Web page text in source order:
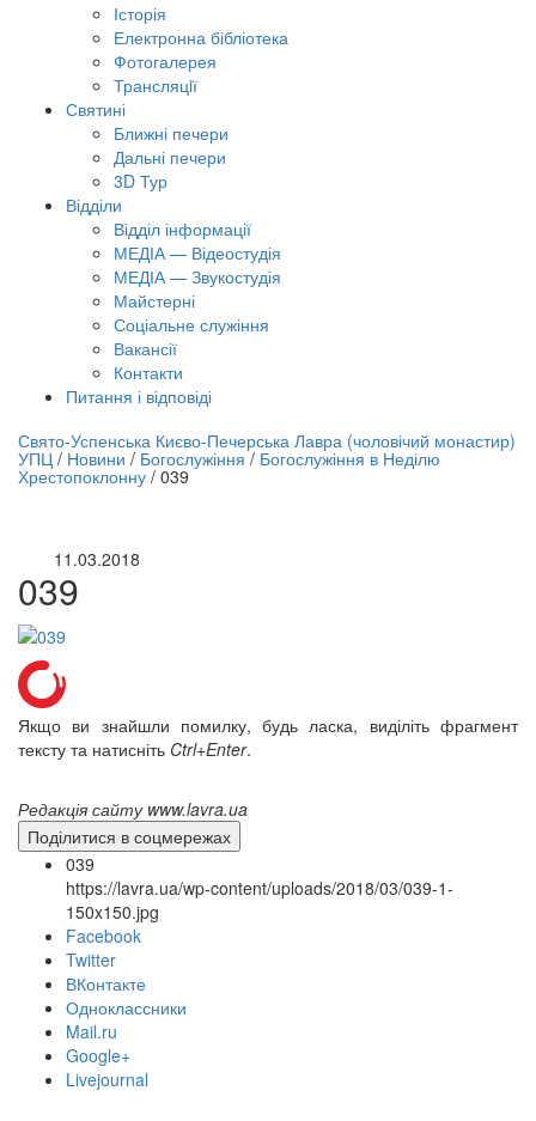
Історія
Електронна бібліотека
Фотогалерея
Трансляцiї
Святині
Ближні печери
Дальні печери
3D Тур
Відділи
Відділ інформації
МЕДІА — Відеостудія
МЕДІА — Звукостудія
Майстерні
Соціальне служіння
Вакансії
Контакти
Питання і відповіді
трансляція |
12 вересня
трансляції
онлайн трансляції
12 сентября 2015
12 сентября 2015
Свято-Успенська Києво-Печерська Лавра (чоловічий монастир)
УПЦ / Новини / Богослужіння/ Богослужіння в Неділю
Хрестопоклонну / 039
11.03.2018
039
Якщо ви знайшли помилку, будь ласка, виділіть фрагмент
тексту та натисніть Ctrl+Enter.
Редакція сайту www.lavra.ua
Поділитися в соцмережах
039
https://lavra.ua/wp-content/uploads/2018/03/039-1-
150x150.jpg
Facebook
Twitter
ВКонтакте
Одноклассники
Mail.ru
Google+
Livejournal